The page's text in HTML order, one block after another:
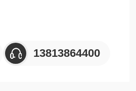
13813864400